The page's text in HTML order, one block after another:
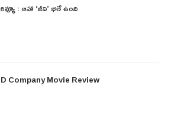
రివ్యూ : ఆహా ‘జీవి’ భలే ఉంది
D Company Movie Review